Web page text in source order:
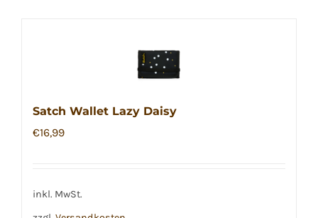
Satch Wallet Lazy Daisy
€16,99
inkl. MwSt.